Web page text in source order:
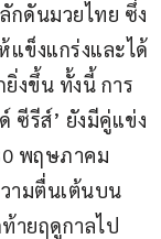
กดันมวยไทย ซึ่ง
แข็งแกร่งและได้
งขึ้น ทั้งนี้ การ
ซีรีส์’ ยังมีคู่แข่ง
พฤษภาคม
ามตื่นเต้นบน
ายฤดูกาลไป